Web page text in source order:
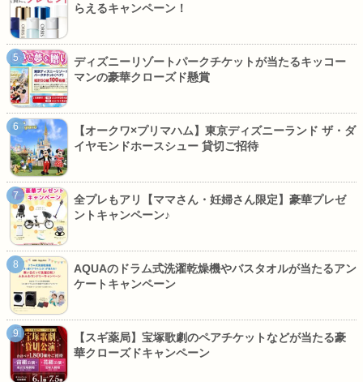
らえるキャンペーン！
ディズニーリゾートパークチケットが当たるキッコー
マンの豪華クローズド懸賞
【オークワ×プリマハム】東京ディズニーランド ザ・ダ
イヤモンドホースシュー 貸切ご招待
全プレもアリ【ママさん・妊婦さん限定】豪華プレゼ
ントキャンペーン♪
AQUAのドラム式洗濯乾燥機やバスタオルが当たるアン
ケートキャンペーン
【スギ薬局】宝塚歌劇のペアチケットなどが当たる豪
華クローズドキャンペーン